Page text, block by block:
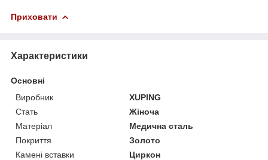
Приховати
Характеристики
Основні
Виробник
XUPING
Стать
Жіноча
Матеріал
Медична сталь
Покриття
Золото
Камені вставки
Циркон